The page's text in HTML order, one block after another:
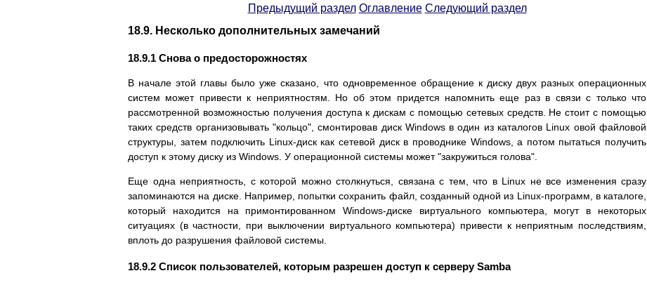
Предыдущий раздел Оглавление Следующий раздел
18.9. Несколько дополнительных замечаний
18.9.1 Снова о предосторожностях
В начале этой главы было уже сказано, что одновременное обращение к диску двух разных операционных
систем может привести к неприятностям. Но об этом придется напомнить еще раз в связи с только что
рассмотренной возможностью получения доступа к дискам с помощью сетевых средств. Не стоит с помощью
таких средств организовывать "кольцо", смонтировав диск Windows в один из каталогов Linux овой файловой
структуры, затем подключить Linux-диск как сетевой диск в проводнике Windows, а потом пытаться получить
доступ к этому диску из Windows. У операционной системы может "закружиться голова".
Еще одна неприятность, с которой можно столкнуться, связана с тем, что в Linux не все изменения сразу
запоминаются на диске. Например, попытки сохранить файл, созданный одной из Linux-программ, в каталоге,
который находится на примонтированном Windows-диске виртуального компьютера, могут в некоторых
ситуациях (в частности, при выключении виртуального компьютера) привести к неприятным последствиям,
вплоть до разрушения файловой системы.
18.9.2 Список пользователей, которым разрешен доступ к серверу Samba